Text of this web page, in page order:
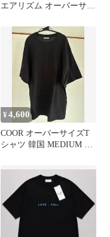
エアリズム オーバーサイ
¥4,600
COOR オーバーサイズT
シャツ 韓国 MEDIUM 無